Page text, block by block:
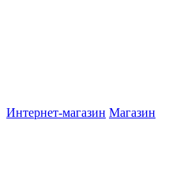
Интернет-магазин Магазин